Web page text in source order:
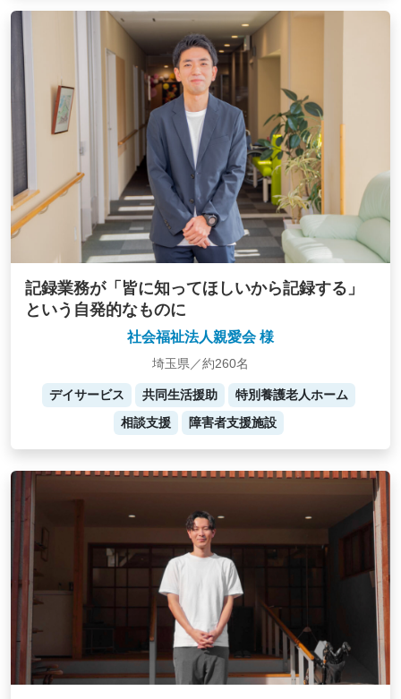
記録業務が「皆に知ってほしいから記録する」
という自発的なものに
社会福祉法人親愛会 様
埼玉県／約260名
デイサービス 共同生活援助
特別養護老人ホーム
相談支援
障害者支援施設